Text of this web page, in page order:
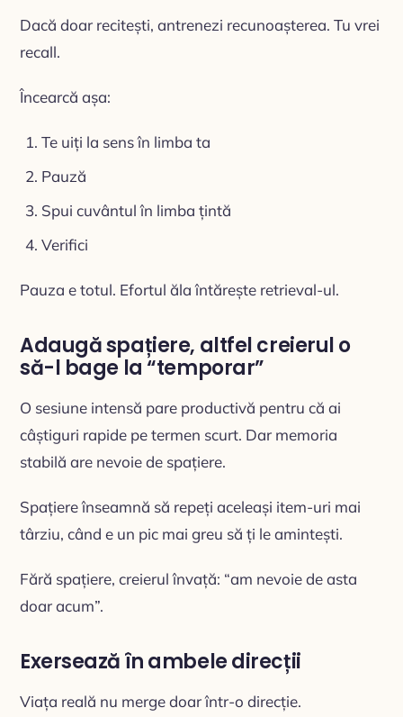
Dacă doar recitești, antrenezi recunoașterea. Tu vrei
recall.
Încearcă așa:
Te uiți la sens în limba ta
Pauză
Spui cuvântul în limba țintă
Verifici
Pauza e totul. Efortul ăla întărește retrieval-ul.
Adaugă spațiere, altfel creierul o
să-l bage la “temporar”
O sesiune intensă pare productivă pentru că ai
câștiguri rapide pe termen scurt. Dar memoria
stabilă are nevoie de spațiere.
Spațiere înseamnă să repeți aceleași item-uri mai
târziu, când e un pic mai greu să ți le amintești.
Fără spațiere, creierul învață: “am nevoie de asta
doar acum”.
Exersează în ambele direcții
Viața reală nu merge doar într-o direcție.